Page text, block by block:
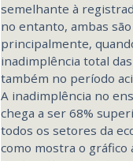
semelhante à
no entanto, ambas
principalmente,
inadimplência total
também no período
A inadimplência no
chega a ser 68%
todos os setores da
como mostra o gráfico